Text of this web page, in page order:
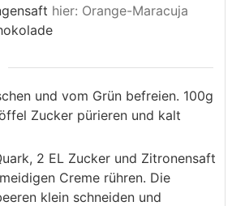
hier: Orange-Maracuja
und vom Grün befreien. 100g
Zucker pürieren und kalt
2 EL Zucker und Zitronensaft
Creme rühren. Die
klein schneiden und